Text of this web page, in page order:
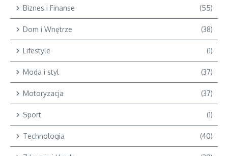
Biznes i Finanse (55)
Dom i Wnętrze (38)
Lifestyle (1)
Moda i styl (37)
Motoryzacja (37)
Sport (1)
Technologia (40)